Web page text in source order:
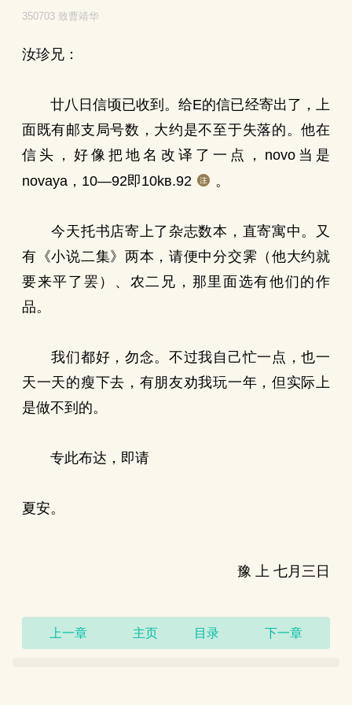
350703 致曹靖华
汝珍兄：
廿八日信顷已收到。给E的信已经寄出了，上
面既有邮支局号数，大约是不至于失落的。他在
信头，好像把地名改译了一点，novo当是
novaya，10—92即10kв.92
。
今天托书店寄上了杂志数本，直寄寓中。又
有《小说二集》两本，请便中分交霁（他大约就
要来平了罢）、农二兄，那里面选有他们的作
品。
我们都好，勿念。不过我自己忙一点，也一
天一天的瘦下去，有朋友劝我玩一年，但实际上
是做不到的。
专此布达，即请
夏安。
豫 上 七月三日
上一章 主页 目录 下一章